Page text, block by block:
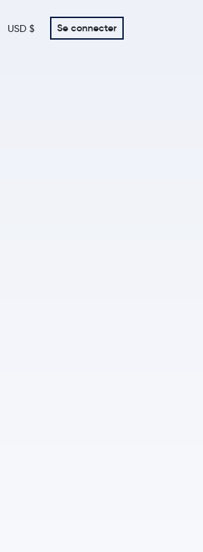
USD $ Se connecter